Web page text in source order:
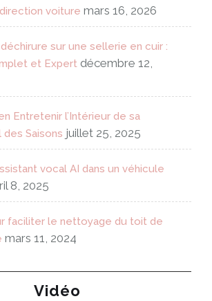
voiture mars 16, 2026
sur une sellerie en cuir :
et Expert décembre 12,
Entretenir l’Intérieur de sa
des Saisons juillet 25, 2025
vocal AI dans un véhicule
8, 2025
faciliter le nettoyage du toit de
mars 11, 2024
Vidéo